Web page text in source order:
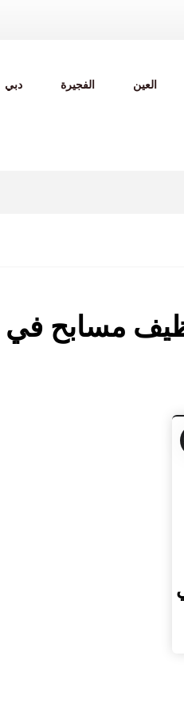
العين الفجيرة دبي
مسابح